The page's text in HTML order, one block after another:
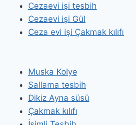
Cezaevi işi tesbih
Cezaevi işi Gül
Ceza evi işi Çakmak kılıfı
Muska Kolye
Sallama tesbih
Dikiz Ayna süsü
Çakmak kılıfı